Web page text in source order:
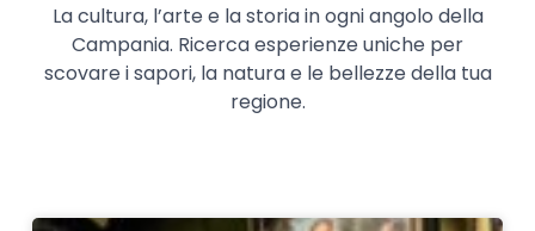
La cultura, l’arte e la storia in ogni angolo della
Campania. Ricerca esperienze uniche per
scovare i sapori, la natura e le bellezze della tua
regione.